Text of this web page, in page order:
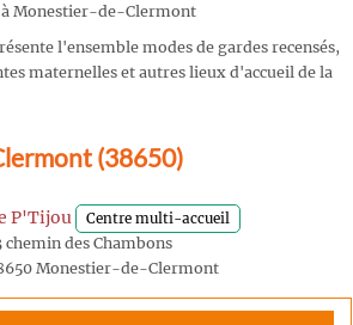
à Monestier-de-Clermont
l'ensemble modes de gardes recensés,
maternelles et autres lieux d'accueil de la
(38650)
P'Tijou Centre multi-accueil
chemin des Chambons
Monestier-de-Clermont